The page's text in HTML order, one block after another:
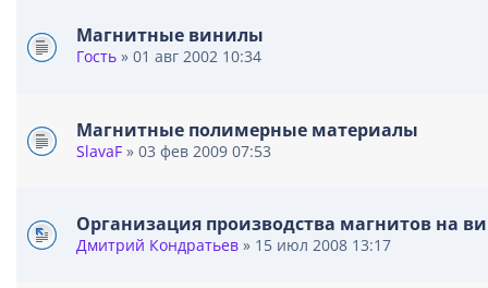
Магнитные винилы
Гость » 01 авг 2002 10:34
Магнитные полимерные материалы
SlavaF » 03 фев 2009 07:53
Организация производства магнитов на
Дмитрий Кондратьев » 15 июл 2008 13:17